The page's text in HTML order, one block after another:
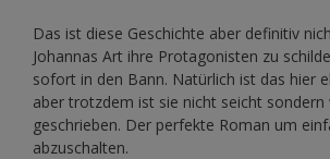
Das ist diese Geschichte aber definitiv
Johannas Art ihre Protagonisten zu
sofort in den Bann. Natürlich ist das hier
aber trotzdem ist sie nicht seicht sondern
geschrieben. Der perfekte Roman um
abzuschalten.